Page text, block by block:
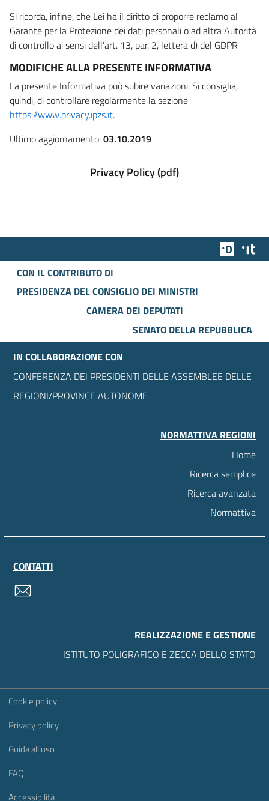
Si ricorda, infine, che Lei ha il diritto di proporre reclamo al
Garante per la Protezione dei dati personali o ad altra Autorità
di controllo ai sensi dell’art. 13, par. 2, lettera d) del GDPR
MODIFICHE ALLA PRESENTE INFORMATIVA
La presente Informativa può subire variazioni. Si consiglia,
quindi, di controllare regolarmente la sezione
https://www.privacy.ipzs.it.
Ultimo aggiornamento:03.10.2019
Privacy Policy (pdf)
Team
CON IL CONTRIBUTO DI
PRESIDENZA DEL CONSIGLIO DEI MINISTRI
CAMERA DEI DEPUTATI
SENATO DELLA REPUBBLICA
IN COLLABORAZIONE CON
CONFERENZA DEI PRESIDENTI DELLE ASSEMBLEE DELLE
REGIONI/PROVINCE AUTONOME
NORMATTIVA REGIONI
Home
Ricerca semplice
Ricerca avanzata
Normattiva
CONTATTI
REALIZZAZIONE E GESTIONE
ISTITUTO POLIGRAFICO E ZECCA DELLO STATO
Sezione Link Utili
Cookie policy
Privacy policy
Guida all'uso
FAQ
Accessibilità